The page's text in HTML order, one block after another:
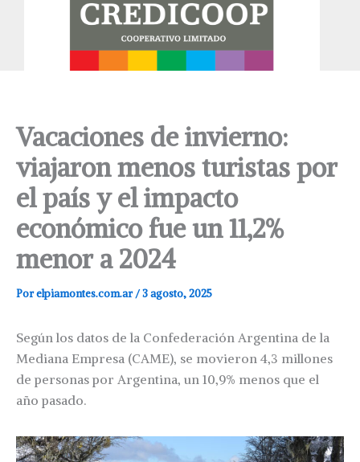
Vacaciones de invierno:
viajaron menos turistas por
el país y el impacto
económico fue un 11,2%
menor a 2024
Porelpiamontes.com.ar/3 agosto, 2025
Según los datos de la Confederación Argentina de la
Mediana Empresa (CAME), se movieron 4,3 millones
de personas por Argentina, un 10,9% menos que el
año pasado.